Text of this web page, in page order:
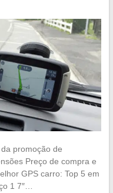
promoção de
Preço de compra e
GPS carro: Top 5 em
1 7″…